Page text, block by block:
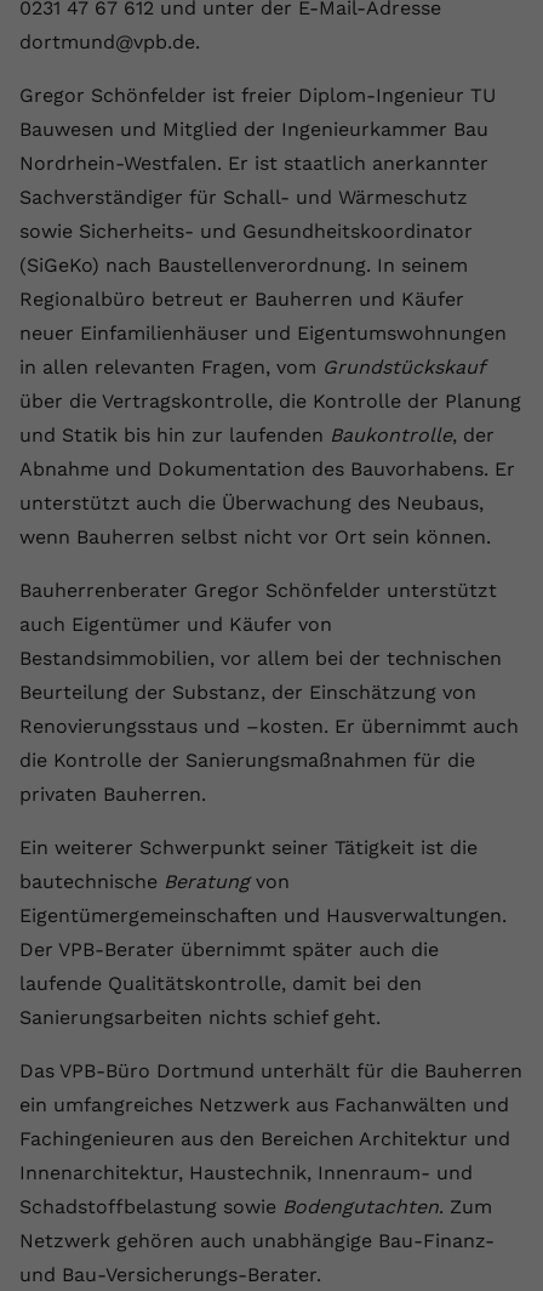
0231 47 67 612 und unter der E-Mail-Adresse
dortmund@vpb.de.
Gregor Schönfelder ist freier Diplom-Ingenieur TU
Bauwesen und Mitglied der Ingenieurkammer Bau
Nordrhein-Westfalen. Er ist staatlich anerkannter
Sachverständiger für Schall- und Wärmeschutz
sowie Sicherheits- und Gesundheitskoordinator
(SiGeKo) nach Baustellenverordnung. In seinem
Regionalbüro betreut er Bauherren und Käufer
neuer Einfamilienhäuser und Eigentumswohnungen
in allen relevanten Fragen, vom Grundstückskauf
über die Vertragskontrolle, die Kontrolle der Planung
und Statik bis hin zur laufenden Baukontrolle, der
Abnahme und Dokumentation des Bauvorhabens. Er
unterstützt auch die Überwachung des Neubaus,
wenn Bauherren selbst nicht vor Ort sein können.
Bauherrenberater Gregor Schönfelder unterstützt
auch Eigentümer und Käufer von
Bestandsimmobilien, vor allem bei der technischen
Beurteilung der Substanz, der Einschätzung von
Renovierungsstaus und –kosten. Er übernimmt auch
die Kontrolle der Sanierungsmaßnahmen für die
privaten Bauherren.
Ein weiterer Schwerpunkt seiner Tätigkeit ist die
bautechnische Beratungvon
Eigentümergemeinschaften und Hausverwaltungen.
Der VPB-Berater übernimmt später auch die
laufende Qualitätskontrolle, damit bei den
Sanierungsarbeiten nichts schief geht.
Das VPB-Büro Dortmund unterhält für die Bauherren
ein umfangreiches Netzwerk aus Fachanwälten und
Fachingenieuren aus den Bereichen Architektur und
Innenarchitektur, Haustechnik, Innenraum- und
Schadstoffbelastung sowie Bodengutachten. Zum
Netzwerk gehören auch unabhängige Bau-Finanz-
und Bau-Versicherungs-Berater.
Laufzeit 1 Jahr
Zweck
Einstellungen. Unter anderem eine
zufällig generierte ID, für die
historische Speicherung Ihrer
vorgenommen Einstellungen, falls der
Webseiten-Betreiber dies eingestellt
Name fe_typo_user
Laufzeit Session
Zweck
Speicherung von
Benutzereinstellungen zu ermöglichen.
Zweck
wiederzuerkennen und statistische
Informationen zur Nutzung der
Name _gcl au
Laufzeit
Zweck
Wird von Google Ads für das
Conversion-Tracking verwendet, um
Cookie-Informationen anzeigen
Wir verwenden auf unserer Website externe Inhalte,
um Ihnen zusätzliche Informationen anzubieten.
Anbieter vimeo.com
Zweck
Vimeo installiert dieses Cookie, um
Tracking-Informationen zu sammeln,
indem es eine eindeutige ID zum
Einbetten von Videos auf der Website
setzt.
Laufzeit 2 Jahre
Zweck
eingebettete YouTube-Videos und
registriert anonyme statistische Daten.
Youtube.com
Laufzeit Session
Zweck
YouTube setzt diesen Cookie, um die
Videopräferenzen des Benutzers zu
speichern, der eingebettete YouTube-
Anbieter youtube.com
Dieser von YouTube gesetzte Cookie